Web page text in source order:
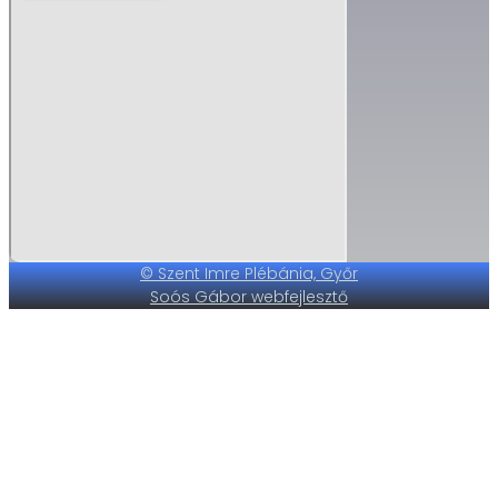
© Szent Imre Plébánia, Győr
Soós Gábor webfejlesztő